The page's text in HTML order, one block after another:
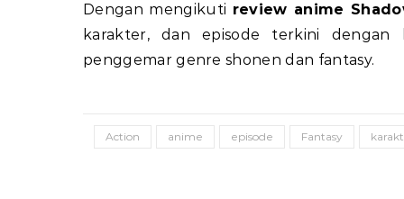
Dengan mengikuti review anime
karakter, dan episode terkini dengan
penggemar genre shonen dan fantasy.
Action anime episode Fantasy